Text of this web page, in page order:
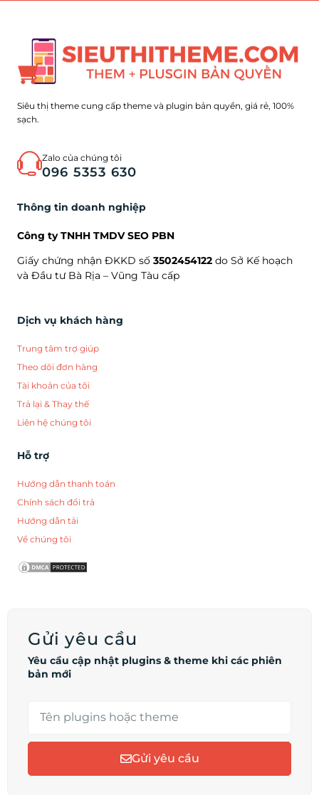
Siêu thị theme cung cấp theme và plugin bản quyền, giá rẻ, 100%
sạch.
Zalo của chúng tôi
096 5353 630
Thông tin doanh nghiệp
Công ty TNHH TMDV SEO PBN
Giấy chứng nhận ĐKKD số 3502454122 do Sở Kế hoạch
và Đầu tư Bà Rịa – Vũng Tàu cấp
Dịch vụ khách hàng
Trung tâm trợ giúp
Theo dõi đơn hàng
Tài khoản của tôi
Trả lại & Thay thế
Liên hệ chúng tôi
Hỗ trợ
Hướng dẫn thanh toán
Chính sách đổi trả
Hướng dẫn tải
Về chúng tôi
Gửi yêu cầu
Yêu cầu cập nhật plugins & theme khi các phiên
bản mới
Gửi yêu cầu